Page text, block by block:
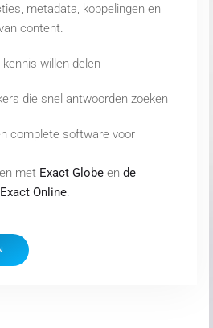
metadata, koppelingen en
content.
willen delen
die snel antwoorden zoeken
complete software voor
met Exact Globe en de
Online.